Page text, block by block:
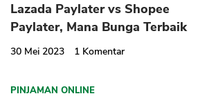
Lazada Paylater vs Shopee
Paylater, Mana Bunga Terbaik
30 Mei 2023 1 Komentar
PINJAMAN ONLINE